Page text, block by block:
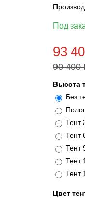
Под
93
90 400
Высота
Без
Тент
Тент
Тент
Тент
Тент
Цвет